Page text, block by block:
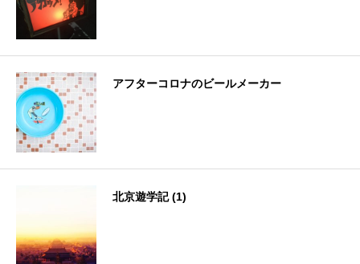
アフターコロナのビールメーカー
北京遊学記 (1)